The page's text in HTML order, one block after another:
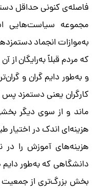
فاصله‌ی کنونی حداقل
مجموعه
به‌موازات انجماد
که مردم قبلاً به‌رایگان از
و به‌طور دایم گران و
کارگران یعنی دستمزد
ماند و از سوی دیگر
هزینه‌ای اندک در اختیار
هزینه‌های آموزش را در
دانشگاهی که به‌طور
بخش بزرگ‌تری از